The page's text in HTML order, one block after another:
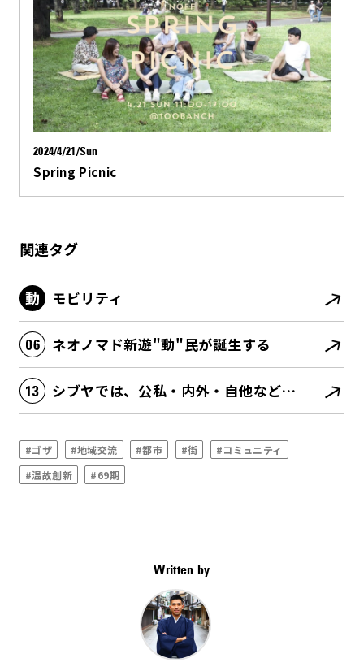
2024/4/21/Sun
Spring Picnic
関連タグ
モビリティ
ネオノマド新遊"動"民が誕生する
シブヤでは、公私・内外・自他などあらゆる境界が消滅する
#ゴザ #地域交流 #都市 #街
#コミュニティ
#温故創新
#69期
Written by